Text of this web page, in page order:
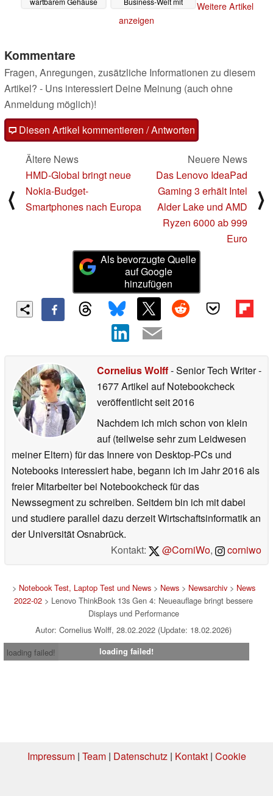
überzeugen
Weitere Artikel
anzeigen
Kommentare
Fragen, Anregungen, zusätzliche Informationen zu diesem
Artikel? - Uns interessiert Deine Meinung (auch ohne
Anmeldung möglich)!
Diesen Artikel kommentieren / Antworten
⟨
Ältere News
HMD-Global bringt neue
Nokia-Budget-
Smartphones nach Europa
Neuere News
Das Lenovo IdeaPad
Gaming 3 erhält Intel
Alder Lake und AMD
Ryzen 6000 ab 999
Euro
⟩
Als bevorzugte Quelle
auf Google
hinzufügen
Cornelius Wolff- Senior Tech Writer-
1677 Artikel auf Notebookcheck
veröffentlichtseit 2016
Nachdem ich mich schon von klein
auf (teilweise sehr zum Leidwesen
meiner Eltern) für das Innere von Desktop-PCs und
Notebooks interessiert habe, begann ich im Jahr 2016 als
freier Mitarbeiter bei Notebookcheck für das
Newssegment zu schreiben. Seitdem bin ich mit dabei
und studiere parallel dazu derzeit Wirtschaftsinformatik an
der Universität Osnabrück.
Kontakt:
@CorniWo, corniwo
> Notebook Test, Laptop Test und News> News> Newsarchiv> News
2022-02 > Lenovo ThinkBook 13s Gen 4: Neueauflage bringt bessere
Displays und Performance
Autor: Cornelius Wolff, 28.02.2022 (Update: 18.02.2026)
loading failed!
loading failed!
Impressum| Team| Datenschutz| Kontakt| Cookie